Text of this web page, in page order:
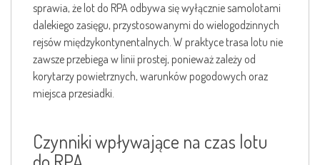
sprawia, że lot do RPA odbywa się wyłącznie samolotami
dalekiego zasięgu, przystosowanymi do wielogodzinnych
rejsów międzykontynentalnych. W praktyce trasa lotu nie
zawsze przebiega w linii prostej, ponieważ zależy od
korytarzy powietrznych, warunków pogodowych oraz
miejsca przesiadki.
Czynniki wpływające na czas lotu